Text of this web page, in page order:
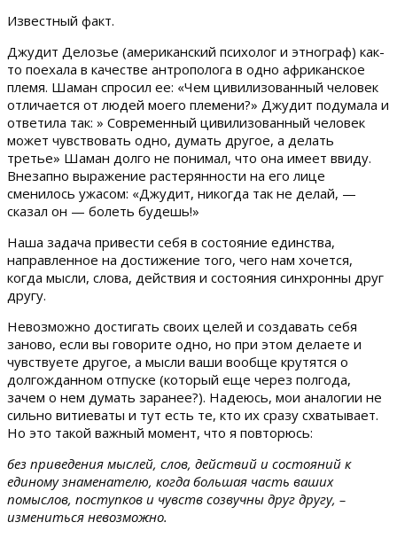
Известный факт.
Джудит Делозье (американский психолог и этнограф) как-
то поехала в качестве антрополога в одно африканское
племя. Шаман спросил ее: «Чем цивилизованный человек
отличается от людей моего племени?» Джудит подумала и
ответила так: » Современный цивилизованный человек
может чувствовать одно, думать другое, а делать
третье» Шаман долго не понимал, что она имеет ввиду.
Внезапно выражение растерянности на его лице
сменилось ужасом: «Джудит, никогда так не делай, —
сказал он — болеть будешь!»
Наша задача привести себя в состояние единства,
направленное на достижение того, чего нам хочется,
когда мысли, слова, действия и состояния синхронны друг
другу.
Невозможно достигать своих целей и создавать себя
заново, если вы говорите одно, но при этом делаете и
чувствуете другое, а мысли ваши вообще крутятся о
долгожданном отпуске (который еще через полгода,
зачем о нем думать заранее?). Надеюсь, мои аналогии не
сильно витиеваты и тут есть те, кто их сразу схватывает.
Но это такой важный момент, что я повторюсь:
без приведения мыслей, слов, действий и состояний к
единому знаменателю, когда большая часть ваших
помыслов, поступков и чувств созвучны друг другу, –
измениться невозможно.